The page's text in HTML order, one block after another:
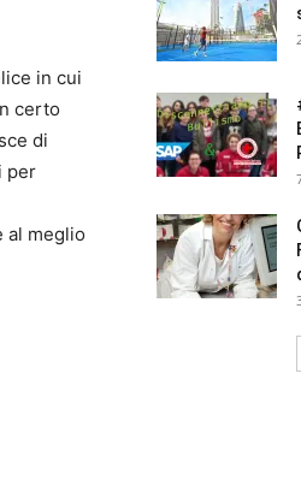
in cui
certo
di
per
al meglio